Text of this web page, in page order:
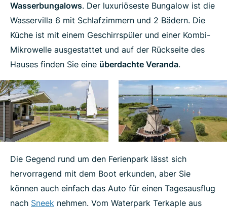
Wasserbungalows. Der luxuriöseste Bungalow ist die
Wasservilla 6 mit Schlafzimmern und 2 Bädern. Die
Küche ist mit einem Geschirrspüler und einer Kombi-
Mikrowelle ausgestattet und auf der Rückseite des
Hauses finden Sie eine überdachte Veranda.
Die Gegend rund um den Ferienpark lässt sich
hervorragend mit dem Boot erkunden, aber Sie
können auch einfach das Auto für einen Tagesausflug
nach Sneek nehmen. Vom Waterpark Terkaple aus